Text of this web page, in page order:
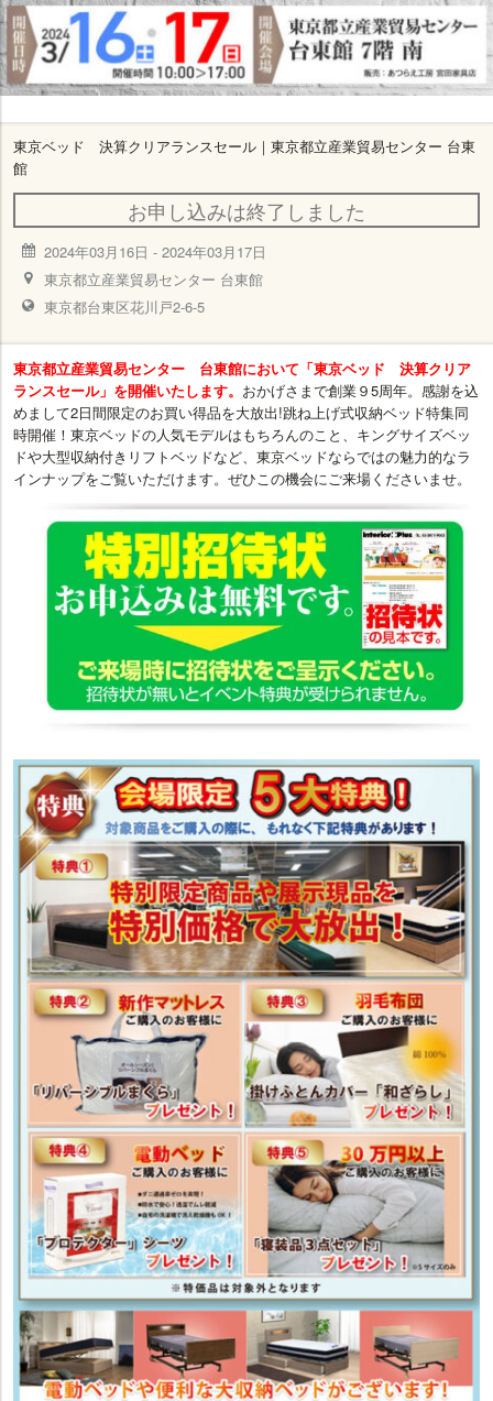
東京ベッド 決算クリアランスセール｜東京都立産業貿易センター 台東
館
お申し込みは終了しました
2024年03月16日 - 2024年03月17日
東京都立産業貿易センター 台東館
東京都台東区花川戸2-6-5
東京都立産業貿易センター 台東館において「東京ベッド 決算クリア
ランスセール」を開催いたします。 おかげさまで創業９5周年。感謝を込
めまして2日間限定のお買い得品を大放出!跳ね上げ式収納ベッド特集同
時開催！東京ベッドの人気モデルはもちろんのこと、キングサイズベッ
ドや大型収納付きリフトベッドなど、東京ベッドならではの魅力的なラ
インナップをご覧いただけます。ぜひこの機会にご来場くださいませ。